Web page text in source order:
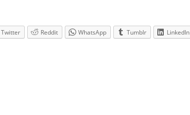
Twitter Reddit WhatsApp Tumblr LinkedIn